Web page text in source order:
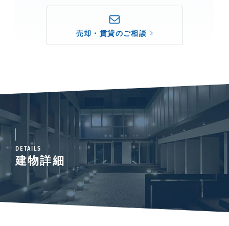
売却・賃貸のご相談
DETAILS
建物詳細